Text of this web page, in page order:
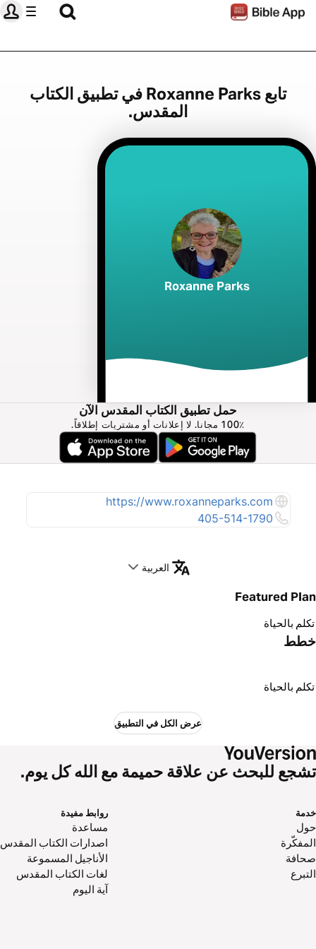
تابع Roxanne Parks في تطبيق الكتاب
المقدس.
Roxanne Parks
حمل تطبيق الكتاب المقدس الآن
100٪ مجانا. لا إعلانات أو مشتريات إطلاقاً.
https://www.roxanneparks.com
405-514-1790
العربية
Featured Plan
تكلم بالحياة
خطط
تكلم بالحياة
عرض الكل في التطبيق
تشجع للبحث عن علاقة حميمة مع الله كل يوم.
خدمة
حول‌
المفكّرة
صحافة
التبرع
روابط مفيدة
مساعدة
اصدارات الكتاب المقدس
الأناجيل المسموعة
لغات الكتاب المقدس
آية اليوم